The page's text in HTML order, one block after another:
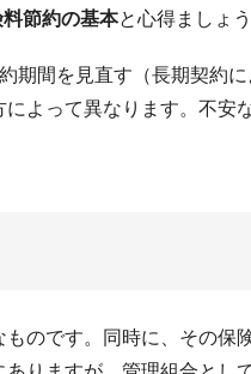
節約の基本と心得ましょう
間を見直す（長期契約
よって異なります。不
のです。同時に、その